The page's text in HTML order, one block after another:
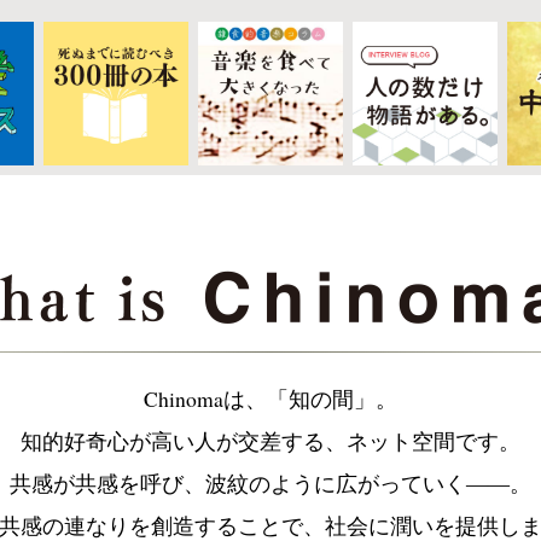
Chinomaは、「知の間」。
知的好奇心が高い人が交差する、ネット空間です。
共感が共感を呼び、波紋のように広がっていく――。
感の連なりを創造することで、社会に潤いを提供し